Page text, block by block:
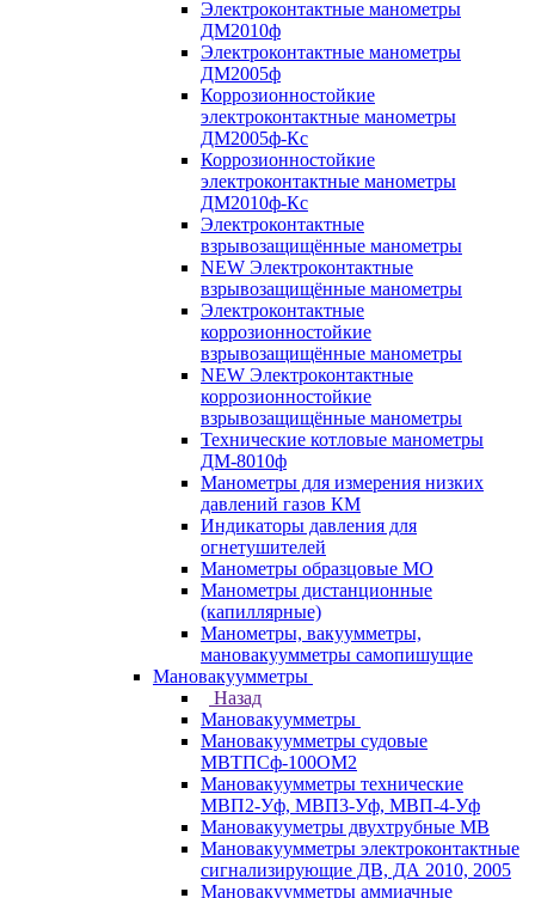
Электроконтактные манометры
ДМ2010ф
Электроконтактные манометры
ДМ2005ф
Коррозионностойкие
электроконтактные манометры
ДМ2005ф-Кс
Коррозионностойкие
электроконтактные манометры
ДМ2010ф-Кс
Электроконтактные
взрывозащищённые манометры
NEW Электроконтактные
взрывозащищённые манометры
Электроконтактные
коррозионностойкие
взрывозащищённые манометры
NEW Электроконтактные
коррозионностойкие
взрывозащищённые манометры
Технические котловые манометры
ДМ-8010ф
Манометры для измерения низких
давлений газов КМ
Индикаторы давления для
огнетушителей
Манометры образцовые МО
Манометры дистанционные
(капиллярные)
Манометры, вакуумметры,
мановакуумметры самопишущие
Мановакуумметры
Назад
Мановакуумметры
Мановакуумметры судовые
МВТПСф-100ОМ2
Мановакуумметры технические
МВП2-Уф, МВП3-Уф, МВП-4-Уф
Мановакууметры двухтрубные МВ
Мановакуумметры электроконтактные
сигнализирующие ДВ, ДА 2010, 2005
Мановакуумметры аммиачные